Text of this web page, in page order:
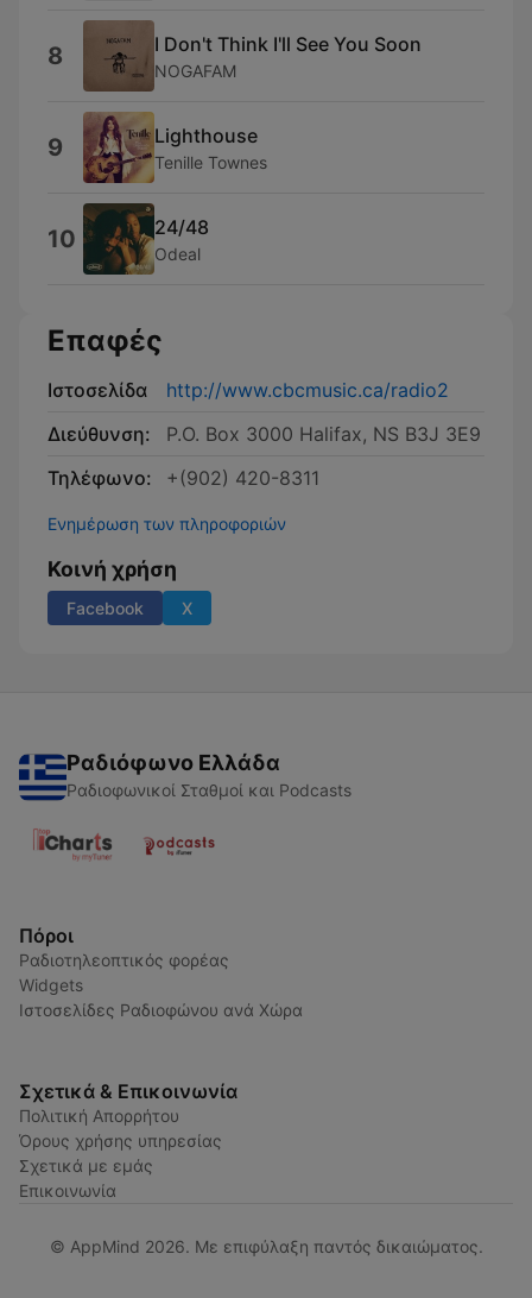
8 I Don't Think I'll See You Soon
NOGAFAM
9 Lighthouse
Tenille Townes
10 24/48
Odeal
Επαφές
Ιστοσελίδα
http://www.cbcmusic.ca/radio2
Διεύθυνση:
P.O. Box 3000 Halifax, NS B3J 3E9
Τηλέφωνο:
+(902) 420-8311
Ενημέρωση των πληροφοριών
Κοινή χρήση
Facebook X
Ραδιόφωνο Ελλάδα
Ραδιοφωνικοί Σταθμοί και Podcasts
Πόροι
Ραδιοτηλεοπτικός φορέας
Widgets
Ιστοσελίδες Ραδιοφώνου ανά Χώρα
Σχετικά & Επικοινωνία
Πολιτική Απορρήτου
Όρους χρήσης υπηρεσίας
Σχετικά με εμάς
Επικοινωνία
© AppMind 2026. Με επιφύλαξη παντός δικαιώματος.